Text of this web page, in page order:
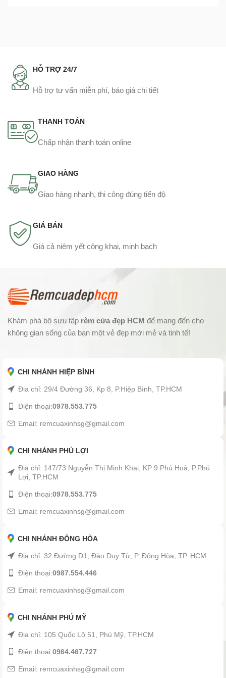
HỖ TRỢ 24/7
Hỗ trợ tư vấn miễn phí, báo giá chi tiết
THANH TOÁN
Chấp nhận thanh toán online
GIAO HÀNG
Giao hàng nhanh, thi công đúng tiến độ
GIÁ BÁN
Giá cả niêm yết công khai, minh bạch
Khám phá bộ sưu tập rèm cửa đẹp HCM để mang đến cho
không gian sống của bạn một vẻ đẹp mới mẻ và tinh tế!
CHI NHÁNH HIỆP BÌNH
Địa chỉ: 29/4 Đường 36, Kp 8, P.Hiệp Bình, TP.HCM
Điện thoại:0978.553.775
Email: remcuaxinhsg@gmail.com
CHI NHÁNH PHÚ LỢI
Địa chỉ: 147/73 Nguyễn Thị Minh Khai, KP 9 Phú Hoà, P.Phú
Lợi, TP.HCM
Điện thoại:0978.553.775
Email: remcuaxinhsg@gmail.com
CHI NHÁNH ĐÔNG HÒA
Địa chỉ: 32 Đường D1, Đào Duy Từ, P. Đông Hòa, TP. HCM
Điện thoại:0987.554.446
Email: remcuaxinhsg@gmail.com
CHI NHÁNH PHÚ MỸ
Địa chỉ: 105 Quốc Lộ 51, Phú Mỹ, TP.HCM
Điện thoại:0964.467.727
Email: remcuaxinhsg@gmail.com